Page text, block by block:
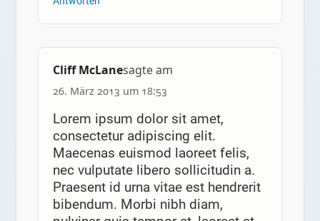
Cliff McLanesagte am
26. März 2013 um 18:53
Lorem ipsum dolor sit amet,
consectetur adipiscing elit.
Maecenas euismod laoreet felis,
nec vulputate libero sollicitudin a.
Praesent id urna vitae est hendrerit
bibendum. Morbi nibh diam,